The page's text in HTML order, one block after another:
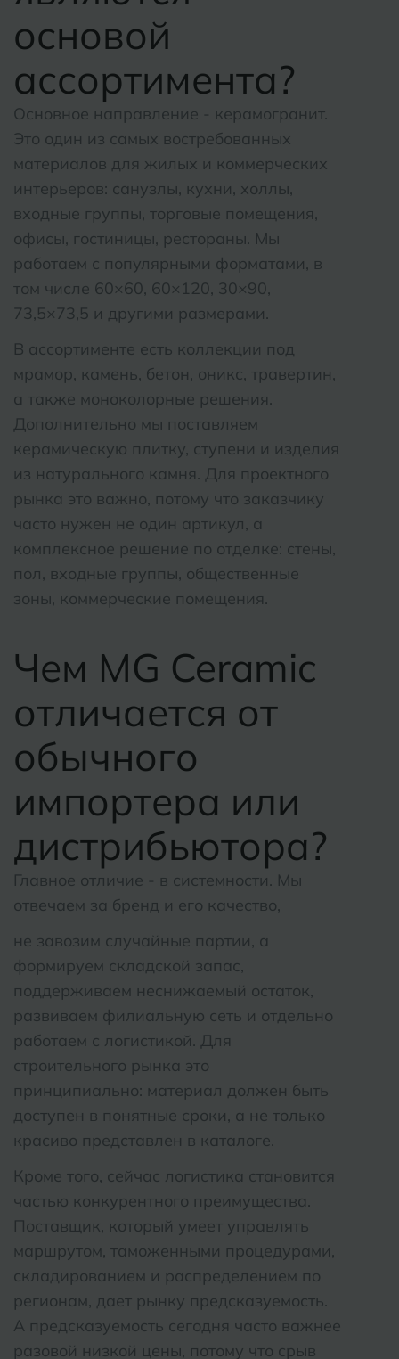
основой
ассортимента?
Основное направление - керамогранит.
Это один из самых востребованных
материалов для жилых и коммерческих
интерьеров: санузлы, кухни, холлы,
входные группы, торговые помещения,
офисы, гостиницы, рестораны. Мы
работаем с популярными форматами, в
том числе 60×60, 60×120, 30×90,
73,5×73,5 и другими размерами.
В ассортименте есть коллекции под
мрамор, камень, бетон, оникс, травертин,
а также моноколорные решения.
Дополнительно мы поставляем
керамическую плитку, ступени и изделия
из натурального камня. Для проектного
рынка это важно, потому что заказчику
часто нужен не один артикул, а
комплексное решение по отделке: стены,
пол, входные группы, общественные
зоны, коммерческие помещения.
Чем MG Ceramic
отличается от
обычного
импортера или
дистрибьютора?
Главное отличие - в системности. Мы
отвечаем за бренд и его качество,
не завозим случайные партии, а
формируем складской запас,
поддерживаем неснижаемый остаток,
развиваем филиальную сеть и отдельно
работаем с логистикой. Для
строительного рынка это
принципиально: материал должен быть
доступен в понятные сроки, а не только
красиво представлен в каталоге.
Кроме того, сейчас логистика становится
частью конкурентного преимущества.
Поставщик, который умеет управлять
маршрутом, таможенными процедурами,
складированием и распределением по
регионам, дает рынку предсказуемость.
А предсказуемость сегодня часто важнее
разовой низкой цены, потому что срыв
Боровичи
Бугуруслан
В Великий Новгород
Владимир
Волгоград
Волгодонск
Вологда
Воткинск
Г Геленджик
Грозный
Д Дмитровград
Екатеринбург
Ижевск
Казань
Ковров
Кострома
Котлас
Краснодар
Курган
Курганинск
Муром
Ч
Я